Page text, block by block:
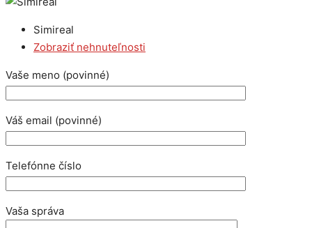
Simireal
Zobraziť nehnuteľnosti
Vaše meno (povinné)
Váš email (povinné)
Telefónne číslo
Vaša správa